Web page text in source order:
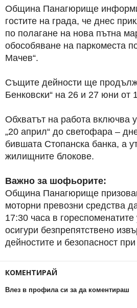
Община Панагюрище
гостите на града, че днес
по полагане на нова пътна
обособяване на паркоместа
Мачев“.
Същите дейности ще
Бенковски“ на 26 и 27 юни от
Обхватът на работа включва
„20 април“ до светофара –
бившата Стопанска банка, а
жилищните блокове.
Важно за шофьорите:
Община Панагюрище
моторни превозни средства
17:30 часа в
осигури безпрепятствено
дейностите и безопасност
КОМЕНТИРАЙ
Влез в профила си за да коментираш